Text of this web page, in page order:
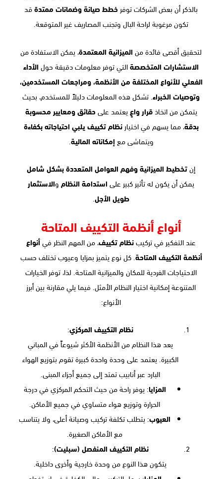
بالذكر أن بعض الشركات توفر خطط صيانة وضمانات ممتدةقد
تكون مرغوبة لراحة البال وتجنب المصاريف غير المتوقعة.
لتحقيق أقصى فائدة من الميزانية المعتمدة، يمكن الاستفادة من
الاستشارات المتخصصةالتي توفر معلومات دقيقة حول الأداء
الفعلي للأنواع المختلفة من الأنظمة، ومراجعات المستخدمين،
وتوصيات الخبراء . تشكل هذه المعلومات دليلاً للمستخدم، بحيث
يتمكن من اتخاذقرار واعٍ يعتمد على حقائق ومعايير محسوبة
بدقة، مما يسهم في اختيارنظام تكييف يلبي احتياجاته بكفاءة
ويتماشى مع إمكاناته المالية
إنتخطيط الميزانية وفهم العوامل المتعددة بشكل شامل
يمكن أن يكون له تأثير كبير على استدامة النظام والاستثمار
طويل الأجل
أنواع أنظمة التكييف المتاحة
عند التفكير في تركيبنظام تكييف، من المهم النظر فيأنواع
أنظمة التكييف المتاحة . كل نوع يتميز بمزايا وعيوب تختلف حسب
الاحتياجات الفردية للمكان والميزانية المتاحة. لذا، توفر الخيارات
المتنوعة إمكانية اختيار النظام الأمثل. فيما يلي مقارنة بين أبرز
الأنواع:
نظام التكييف المركزي:
يعد هذا النظام من الأنظمة الأكثر شيوعاً في المباني
الكبيرة. يعتمد على وحدة واحدة كبيرة تقوم بتوزيع الهواء
البارد عبر أنابيب تمتد إلى جميع أجزاء المبنى.
المزايا: يوفر راحة من حيث التحكم المركزي في درجة
الحرارة وتوزيع هواء متساوي في جميع الأماكن.
العيوب: يتطلب تكلفة تركيب وصيانة أعلى، ولا يتناسب
مع الأماكن الصغيرة.
نظام التكييف المنفصل (سبليت):
يتكون هذا النوع من وحدة خارجية وأخرى داخلية.